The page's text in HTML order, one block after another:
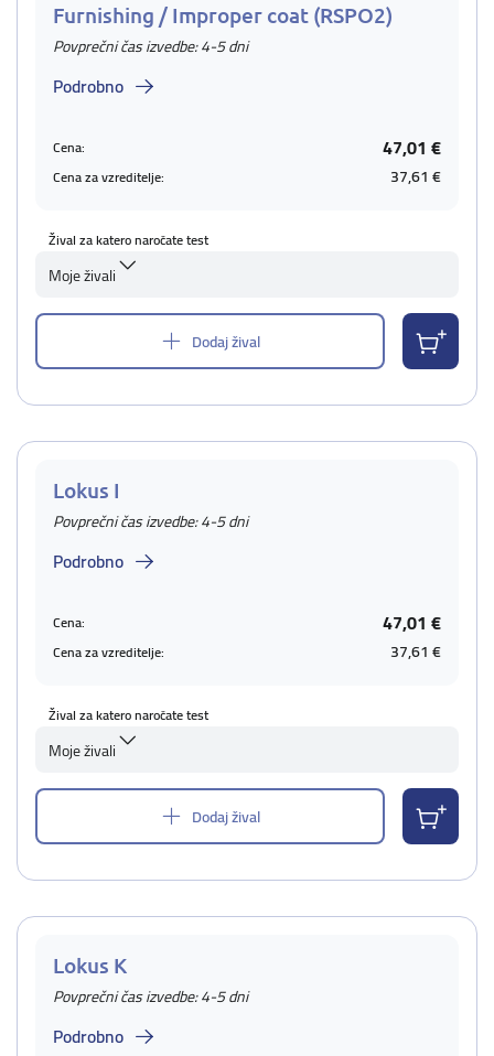
Furnishing / Improper coat (RSPO2)
Povprečni čas izvedbe: 4-5 dni
Podrobno
Cena: 47,01 €
Cena za vzreditelje: 37,61 €
Žival za katero naročate test
Moje živali
Dodaj žival
Lokus I
Povprečni čas izvedbe: 4-5 dni
Podrobno
Cena: 47,01 €
Cena za vzreditelje: 37,61 €
Žival za katero naročate test
Moje živali
Dodaj žival
Lokus K
Povprečni čas izvedbe: 4-5 dni
Podrobno